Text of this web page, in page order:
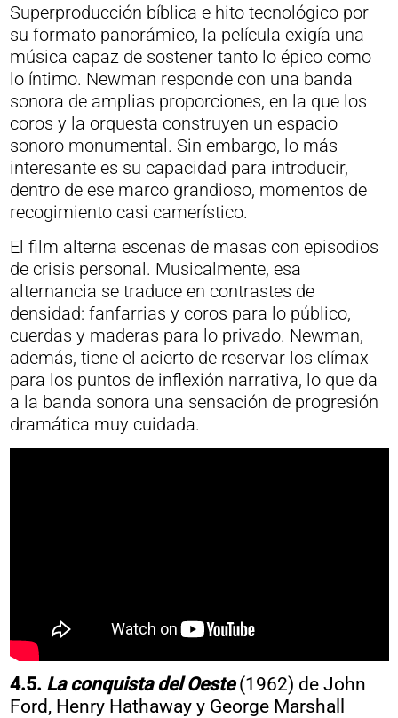
Superproducción bíblica e hito tecnológico por
su formato panorámico, la película exigía una
música capaz de sostener tanto lo épico como
lo íntimo. Newman responde con una banda
sonora de amplias proporciones, en la que los
coros y la orquesta construyen un espacio
sonoro monumental. Sin embargo, lo más
interesante es su capacidad para introducir,
dentro de ese marco grandioso, momentos de
recogimiento casi camerístico.
El film alterna escenas de masas con episodios
de crisis personal. Musicalmente, esa
alternancia se traduce en contrastes de
densidad: fanfarrias y coros para lo público,
cuerdas y maderas para lo privado. Newman,
además, tiene el acierto de reservar los clímax
para los puntos de inflexión narrativa, lo que da
a la banda sonora una sensación de progresión
dramática muy cuidada.
4.5. La conquista del Oeste(1962) de John
Ford, Henry Hathaway y George Marshall